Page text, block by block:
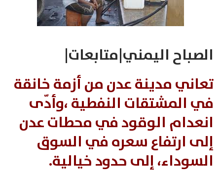
الصباح اليمني|متابعات|
تعاني مدينة عدن من أزمة خانقة
في المشتقات النفطية ،وأدّى
انعدام الوقود في محطات عدن
إلى ارتفاع سعره في السوق
السوداء، إلى حدود خيالية.